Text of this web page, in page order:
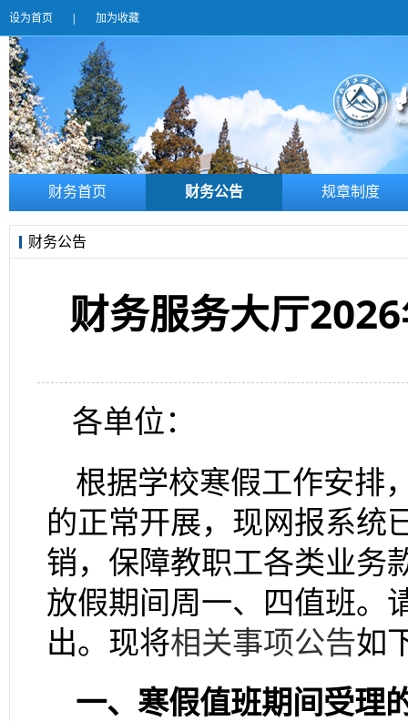
设为首页 | 加为收藏
财务首页 财务公告 规章制度
财务公告
财务服务大厅
各单位：
根据学校寒假工作安排
的正常开展，现网报系统
销，保障教职工各类业务
放假期间周一、四值班。
出。现将相关事项公告如
一、 寒假值班期间受理